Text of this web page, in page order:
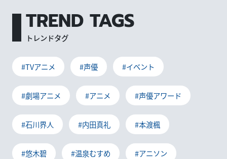
TREND TAGS
トレンドタグ
#TVアニメ #声優 #イベント
#劇場アニメ #アニメ #声優アワード
#石川界人 #内田真礼 #本渡楓
#悠木碧 #温泉むすめ #アニソン